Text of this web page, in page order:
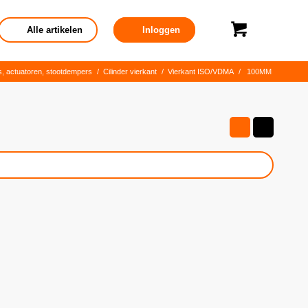
Alle artikelen Inloggen
actuatoren, stootdempers / Cilinder vierkant / Vierkant ISO/VDMA / 100MM